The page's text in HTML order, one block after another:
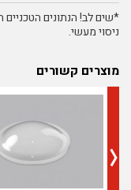
*שים לב! הנתונים
ניסוי מעשי.
מוצרים קשורים